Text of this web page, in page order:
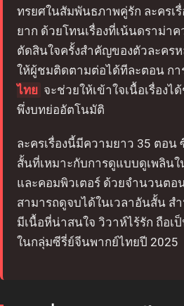
ทรยศในสัมพันธภาพคู่รัก ละครเ
ยาก ด้วยโทนเรื่องที่เน้นดราม่า
ตัดสินใจครั้งสำคัญของตัวละคร
ให้ผู้ชมติดตามต่อได้ทีละตอน กา
ไทย จะช่วยให้เข้าใจเนื้อเรื่อง
พึ่งบทย่ออัตโนมัติ
ละครเรื่องนี้มีความยาว 35 ตอ
สั้นที่เหมาะกับการดูแบบดูเพลินใ
และคอมพิวเตอร์ ด้วยจำนวนตอ
สามารถดูจบได้ในเวลาอันสั้น ส
มีเนื้อหี่น่าสนใจ วิวาห์ไร้รัก ถือเ
ในกลุ่มซีรี่ย์จีนพากย์ไทยปี 2025